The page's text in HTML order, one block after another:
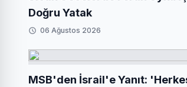
Doğru Yatak
06 Ağustos 2026
MSB'den İsrail'e Yanıt: